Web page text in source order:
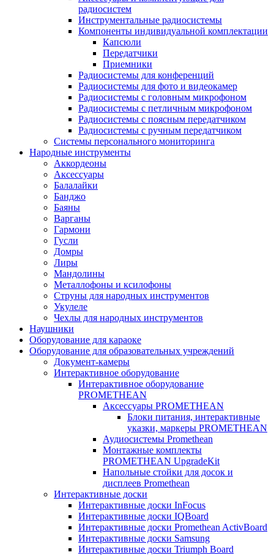
радиосистем
Инструментальные радиосистемы
Компоненты индивидуальной комплектации
Капсюли
Передатчики
Приемники
Радиосистемы для конференций
Радиосистемы для фото и видеокамер
Радиосистемы с головным микрофоном
Радиосистемы с петличным микрофоном
Радиосистемы с поясным передатчиком
Радиосистемы с ручным передатчиком
Системы персонального мониторинга
Народные инструменты
Аккордеоны
Аксессуары
Балалайки
Банджо
Баяны
Варганы
Гармони
Гусли
Домры
Лиры
Мандолины
Металлофоны и ксилофоны
Струны для народных инструментов
Укулеле
Чехлы для народных инструментов
Наушники
Оборудование для караоке
Оборудование для образовательных учреждений
Документ-камеры
Интерактивное оборудование
Интерактивное оборудование
PROMETHEAN
Аксессуары PROMETHEAN
Блоки питания, интерактивные
указки, маркеры PROMETHEAN
Аудиосистемы Promethean
Монтажные комплекты
PROMETHEAN UpgradeKit
Напольные стойки для досок и
дисплеев Promethean
Интерактивные доски
Интерактивные доски InFocus
Интерактивные доски IQBoard
Интерактивные доски Promethean ActivBoard
Интерактивные доски Samsung
Интерактивные доски Triumph Board